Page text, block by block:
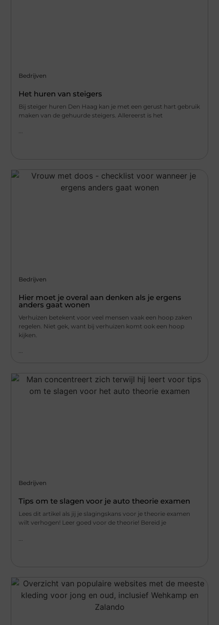
Bedrijven
Het huren van steigers
Bij steiger huren Den Haag kan je met een gerust hart gebruik
maken van de gehuurde steigers. Allereerst is het
...
Bedrijven
Hier moet je overal aan denken als je ergens
anders gaat wonen
Verhuizen betekent voor veel mensen vaak een hoop zaken
regelen. Niet gek, want bij verhuizen komt ook een hoop
kijken.
...
Bedrijven
Tips om te slagen voor je auto theorie examen
Lees dit artikel als jij je slagingskans voor je theorie examen
wilt verhogen! Leer goed voor de theorie! Bereid je